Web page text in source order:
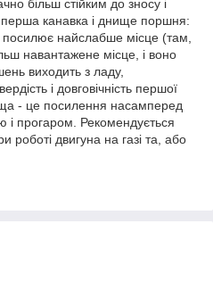
більш стійким до зносу і
перша канавка і днище поршня:
найслабше місце (там,
навантажене місце, і воно
виходить з ладу,
і довговічність першої
- це посилення насамперед
прогаром. Рекомендується
роботі двигуна на газі та, або